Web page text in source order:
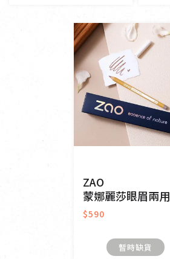
ZAO
蒙娜麗莎眼眉兩用筆-#554咖啡棕
$590
暫時缺貨